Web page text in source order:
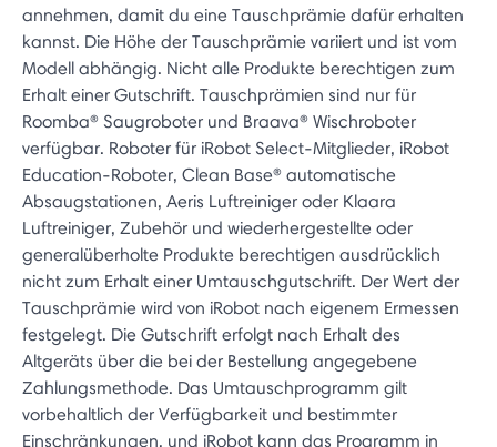
annehmen, damit du eine Tauschprämie dafür erhalten
kannst. Die Höhe der Tauschprämie variiert und ist vom
Modell abhängig. Nicht alle Produkte berechtigen zum
Erhalt einer Gutschrift. Tauschprämien sind nur für
Roomba® Saugroboter und Braava® Wischroboter
verfügbar. Roboter für iRobot Select-Mitglieder, iRobot
Education-Roboter, Clean Base® automatische
Absaugstationen, Aeris Luftreiniger oder Klaara
Luftreiniger, Zubehör und wiederhergestellte oder
generalüberholte Produkte berechtigen ausdrücklich
nicht zum Erhalt einer Umtauschgutschrift. Der Wert der
Tauschprämie wird von iRobot nach eigenem Ermessen
festgelegt. Die Gutschrift erfolgt nach Erhalt des
Altgeräts über die bei der Bestellung angegebene
Zahlungsmethode. Das Umtauschprogramm gilt
vorbehaltlich der Verfügbarkeit und bestimmter
Einschränkungen, und iRobot kann das Programm in